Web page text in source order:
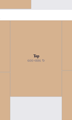
Top
600×886 ↻